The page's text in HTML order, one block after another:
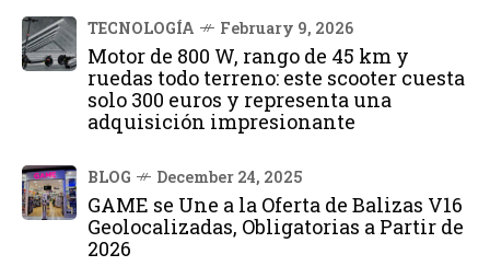
TECNOLOGÍA February 9, 2026
Motor de 800 W, rango de 45 km y
ruedas todo terreno: este scooter cuesta
solo 300 euros y representa una
adquisición impresionante
BLOG December 24, 2025
GAME se Une a la Oferta de Balizas V16
Geolocalizadas, Obligatorias a Partir de
2026